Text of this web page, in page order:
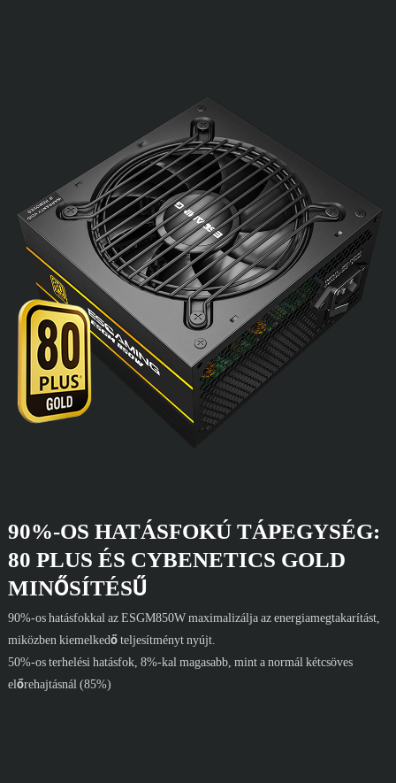
90%-OS HATÁSFOKÚ TÁPEGYSÉG:
80 PLUS ÉS CYBENETICS GOLD
MINŐSÍTÉSŰ
90%-os hatásfokkal az ESGM850W maximalizálja az energiamegtakarítást,
miközben kiemelkedő teljesítményt nyújt.
50%-os terhelési hatásfok, 8%-kal magasabb, mint a normál kétcsöves
előrehajtásnál (85%)